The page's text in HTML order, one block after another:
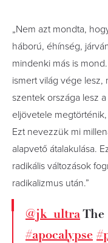
„Nem azt mondta,
háború, éhínség,
mindenki más is
ismert világ vége lesz,
szentek országa lesz
eljövetele
Ezt nevezzük mi
alapvető átalakulása.
radikális változások
radikalizmus után.”
@jk_ultra
#apocalypse